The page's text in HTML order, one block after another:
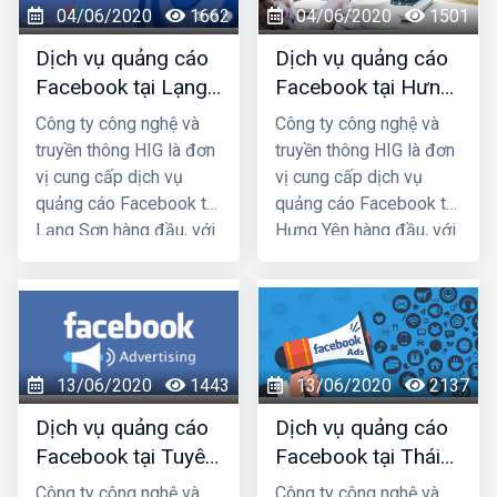
chắc chắn sẽ giúp quý
khách phát triển kinh
doanh nhanh chóng.
chắc chắn sẽ giúp quý
khách phát triển kinh
doanh nhanh chóng.
04/06/2020 1662
Dịch vụ quảng cáo
Facebook tại Lạng
Sơn giá rẻ, uy tín
Công ty công nghệ và
truyền thông HIG là đơn
vị cung cấp dịch vụ
quảng cáo Facebook tại
Lạng Sơn hàng đầu, với
hàng trăm khách hàng
lớn nhỏ ở Hà Nội và các
tỉnh Miền Bắc, chúng tôi
chắc chắn sẽ giúp quý
khách phát triển kinh
doanh nhanh chóng.
04/06/2020 1501
Dịch vụ quảng cáo
Facebook tại Hưng
Yên giá rẻ, uy tín
Công ty công nghệ và
truyền thông HIG là đơn
vị cung cấp dịch vụ
quảng cáo Facebook tại
Hưng Yên hàng đầu, với
chạy quảng cáo cho
hàng trăm khách hàng
lớn nhỏ ở Hà Nội và các
tỉnh Miền Bắc, chúng tôi
chắc chắn sẽ giúp quý
khách phát triển kinh
doanh nhanh chóng.
13/06/2020 1443
Dịch vụ quảng cáo
Facebook tại Tuyên
Quang giá rẻ, uy tín
13/06/2020 2137
Dịch vụ quảng cáo
Facebook tại Thái
Nguyên giá rẻ, uy